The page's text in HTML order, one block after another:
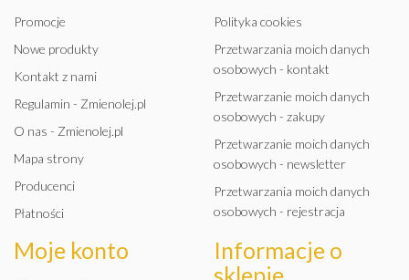
Promocje
Nowe produkty
Kontakt z nami
Regulamin - Zmienolej.pl
O nas - Zmienolej.pl
Mapa strony
Producenci
Płatności
Polityka cookies
Przetwarzania moich danych
osobowych - kontakt
Przetwarzanie moich danych
osobowych - zakupy
Przetwarzanie moich danych
osobowych - newsletter
Przetwarzania moich danych
osobowych - rejestracja
Moje konto
Informacje o
sklepie